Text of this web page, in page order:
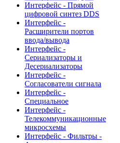
Интерфейс - Прямой
цифровой синтез DDS
Интерфейс -
Расширители портов
ввода/вывода
Интерфейс -
Сериализаторы и
Десериализаторы
Интерфейс -
Согласователи сигнала
Интерфейс -
Специальное
Интерфейс -
Телекоммуникационные
микросхемы
Интерфейс - Фильтры -